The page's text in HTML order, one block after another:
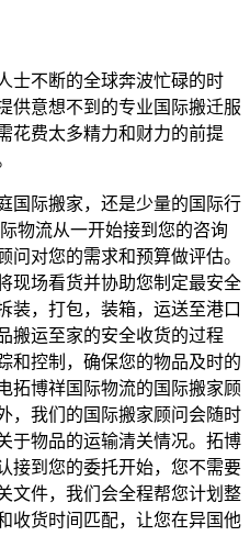
不断的全球奔波忙碌的时
供意想不到的专业国际搬迁服
花费太多精力和财力的前提
际搬家，还是少量的国际行
物流从一开始接到您的咨询
问对您的需求和预算做评估。
现场看货并协助您制定最安全
装，打包，装箱，运送至港口
搬运至家的安全收货的过程
和控制，确保您的物品及时的
拓博祥国际物流的国际搬家顾
，我们的国际搬家顾问会随时
于物品的运输清关情况。拓博
接到您的委托开始，您不需要
文件，我们会全程帮您计划整
收货时间匹配，让您在异国他